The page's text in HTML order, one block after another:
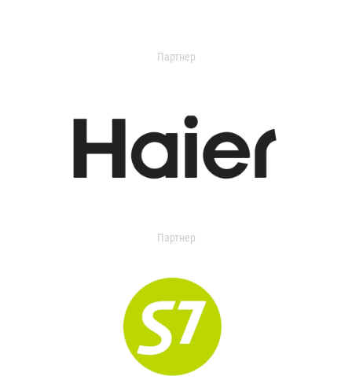
Партнер
Партнер